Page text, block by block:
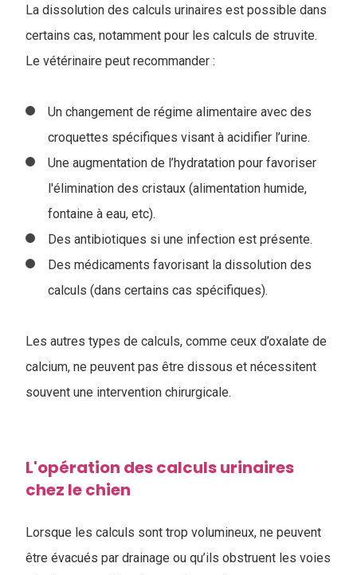
La dissolution des calculs urinaires est possible dans
certains cas, notamment pour les calculs de struvite.
Le vétérinaire peut recommander :
Un changement de régime alimentaire avec des
croquettes spécifiques visant à acidifier l’urine.
Une augmentation de l’hydratation pour favoriser
l'élimination des cristaux (alimentation humide,
fontaine à eau, etc).
Des antibiotiques si une infection est présente.
Des médicaments favorisant la dissolution des
calculs (dans certains cas spécifiques).
Les autres types de calculs, comme ceux d’oxalate de
calcium, ne peuvent pas être dissous et nécessitent
souvent une intervention chirurgicale.
L'opération des calculs urinaires
chez le chien
Lorsque les calculs sont trop volumineux, ne peuvent
être évacués par drainage ou qu’ils obstruent les voies